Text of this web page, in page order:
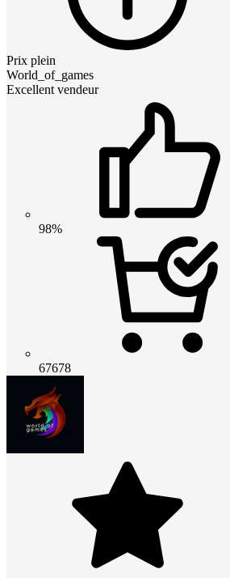
Prix plein
World_of_games
Excellent vendeur
98%
67678